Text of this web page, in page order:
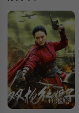
HD国语